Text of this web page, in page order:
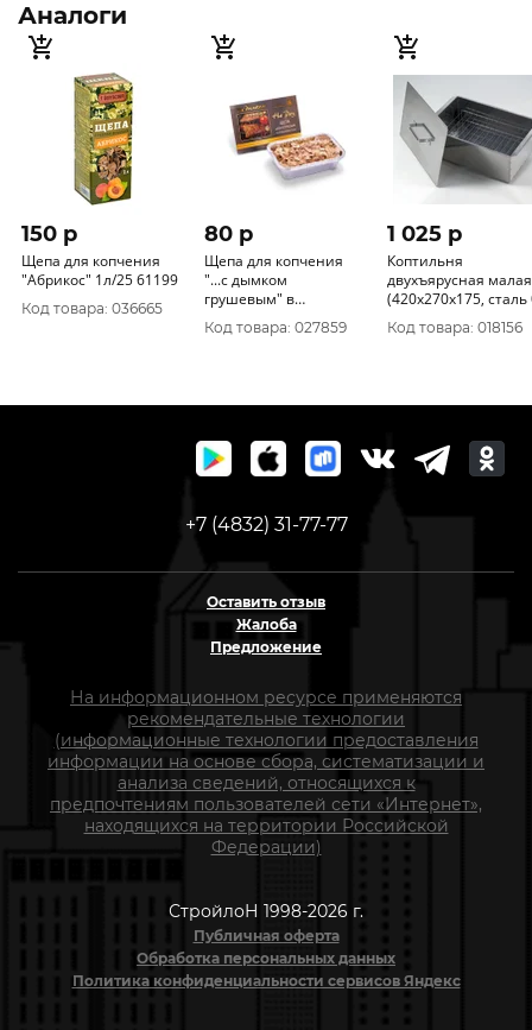
Аналоги
150 p
Щепа для копчения
"Абрикос" 1л/25 61199
Код товара: 036665
80 p
Щепа для копчения
"...с дымком
грушевым" в
алюминевом лотке
Код товара: 027859
1 025 p
Коптильня
двухъярусная малая
(420x270x175, сталь 0,
Код товара: 018156
+7 (4832) 31-77-77
Оставить отзыв
Жалоба
Предложение
На информационном ресурсе применяются
рекомендательные технологии
(информационные технологии предоставления
информации на основе сбора, систематизации и
анализа сведений, относящихся к
предпочтениям пользователей сети «Интернет»,
находящихся на территории Российской
Федерации)
СтройлоН 1998-2026 г.
Публичная оферта
Обработка персональных данных
Политика конфиденциальности сервисов Яндекс